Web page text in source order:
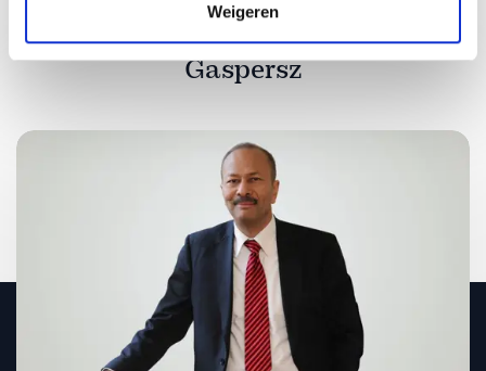
Weigeren
Vraag vrijblijvend info aan voor Jeff
Gaspersz